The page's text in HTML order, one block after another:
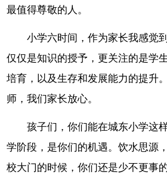
最值得尊敬的人。
小学六时间，作为家长我感觉
仅仅是知识的授予，更关注的是学
培育，以及生存和发展能力的提升
师，我们家长放心。
孩子们，你们能在城东小学这
学阶段，是你们的机遇。饮水思源
校大门的时候，你们还是少不更事